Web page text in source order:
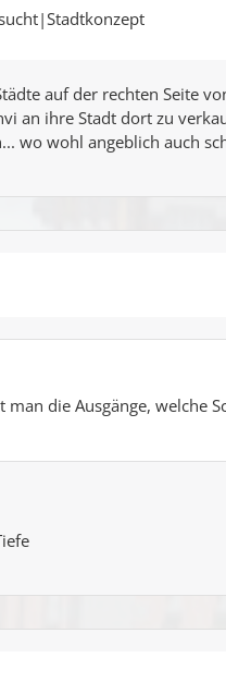
auf der rechten Seite
an ihre Stadt dort zu
wo wohl angeblich auch
man die Ausgänge, welche